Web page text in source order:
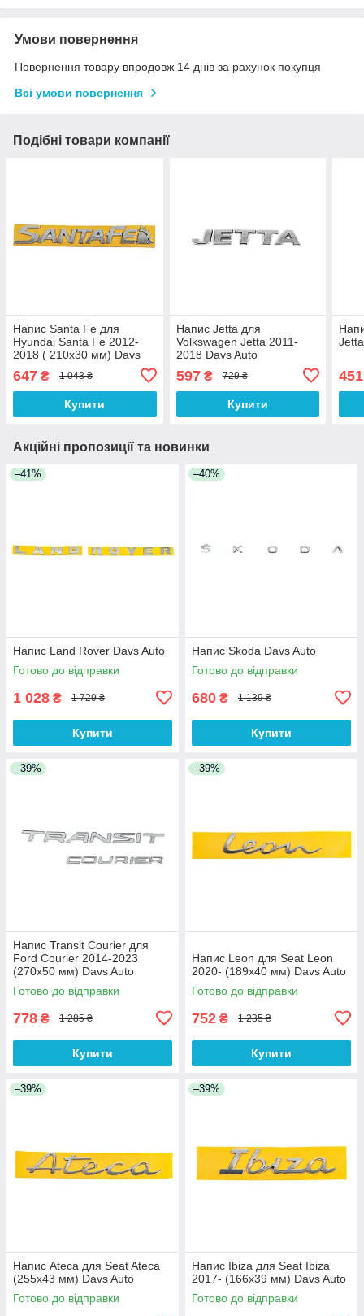
Умови повернення
Повернення товару впродовж 14 днів за рахунок покупця
Всі умови повернення
Подібні товари компанії
Напис Santa Fe для
Hyundai Santa Fe 2012-
2018 ( 210х30 мм) Davs
647 ₴ 1 043 ₴
Купити
Напис Jetta для
Volkswagen Jetta 2011-
2018 Davs Auto
597₴ 729 ₴
Купити
451
Акційні пропозиції та новинки
–41%
Напис Land Rover Davs Auto
Готово до відправки
1 028 ₴ 1 729 ₴
Купити
–40%
Напис Skoda Davs Auto
Готово до відправки
680 ₴ 1 139 ₴
Купити
–39%
Напис Transit Courier для
Ford Courier 2014-2023
(270х50 мм) Davs Auto
Готово до відправки
778 ₴ 1 285 ₴
Купити
–39%
Напис Leon для Seat Leon
2020- (189х40 мм) Davs Auto
Готово до відправки
752 ₴ 1 235 ₴
Купити
–39%
Напис Ateca для Seat Ateca
(255х43 мм) Davs Auto
Готово до відправки
–39%
Напис Ibiza для Seat Ibiza
2017- (166х39 мм) Davs Auto
Готово до відправки